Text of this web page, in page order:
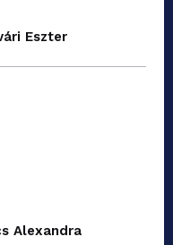
Eszter
Alexandra